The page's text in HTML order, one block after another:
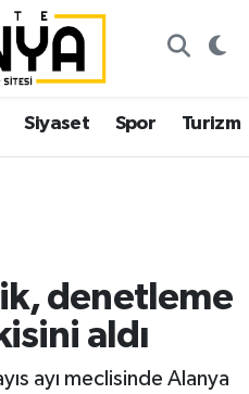
Siyaset Spor Turizm
denetleme
aldı
ayı meclisinde Alanya
ve Fikstür